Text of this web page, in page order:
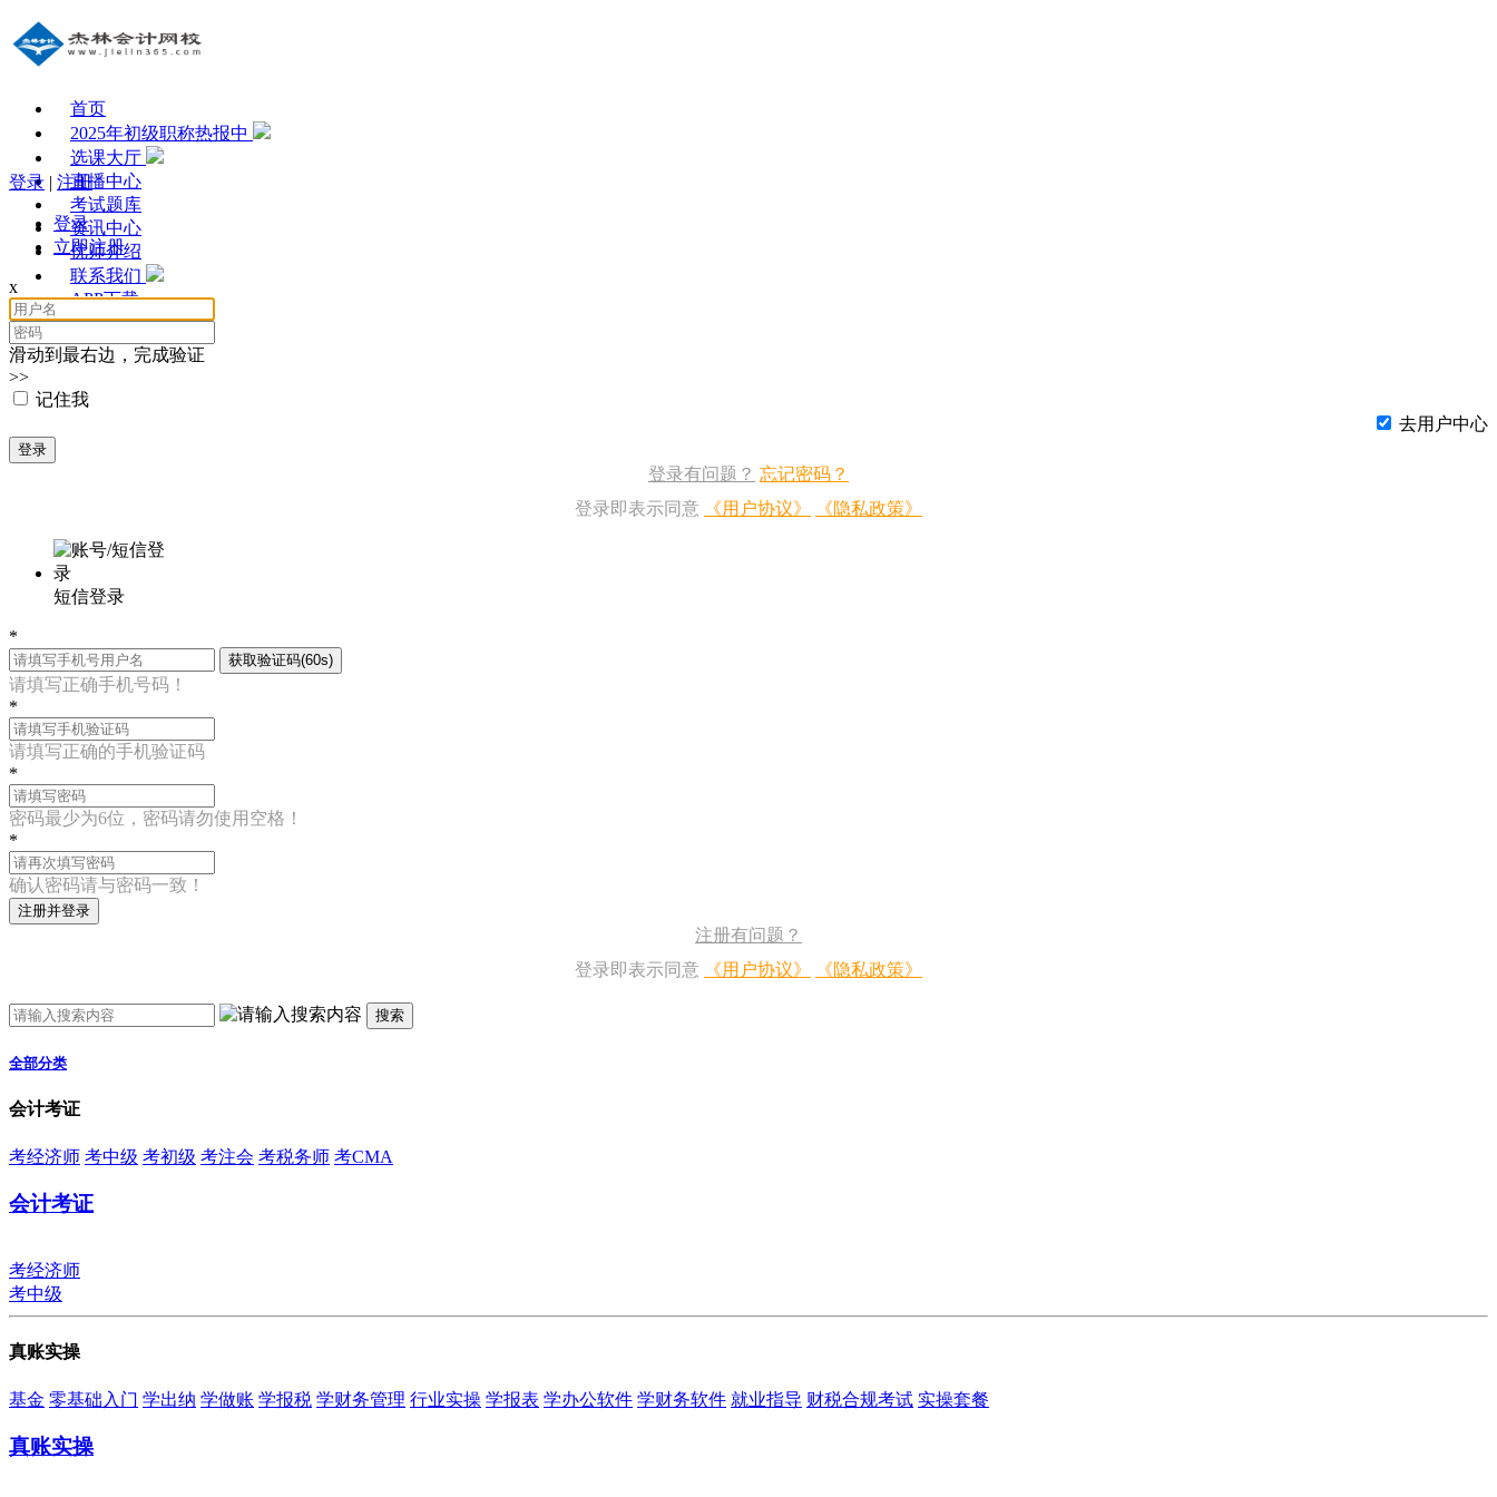
首页
2025年初级职称热报中
选课大厅
直播中心
考试题库
资讯中心
优师介绍
联系我们
APP下载
登录 | 注册
登录
立即注册
x
滑动到最右边，完成验证
>>
记住我
去用户中心
登录
登录有问题？ 忘记密码？
登录即表示同意
《用户协议》 《隐私政策》
短信登录
*
获取验证码(60s)
请填写正确手机号码！
*
请填写正确的手机验证码
*
密码最少为6位，密码请勿使用空格！
*
确认密码请与密码一致！
注册并登录
注册有问题？
登录即表示同意
《用户协议》 《隐私政策》
搜索
全部分类
会计考证
考经济师 考中级 考初级 考注会 考税务师 考CMA
会计考证
考经济师
考中级
真账实操
基金 零基础入门 学出纳 学做账 学报税 学财务管理 行业实操 学报表 学办公软件 学财务软件 就业指导 财税合规考试 实操套餐
真账实操